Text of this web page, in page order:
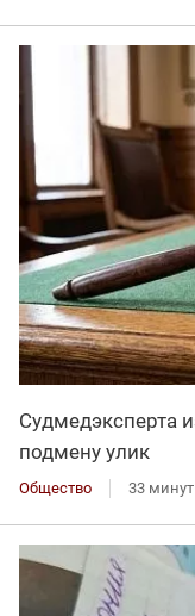
Судмедэксперта
подмену улик
Общество 33